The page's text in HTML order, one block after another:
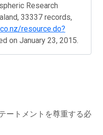
Research
33337 records,
resource.do?
on January 23, 2015.
ートメントを尊重する必